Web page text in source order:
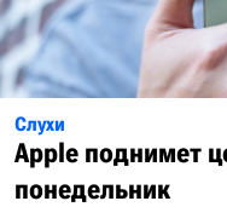
Слухи
Apple поднимет
понедельник